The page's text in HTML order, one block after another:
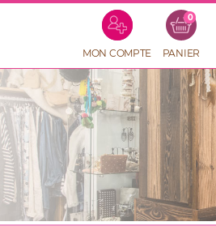
MON COMPTE PANIER
0
RECHERCHE
DE
PRODUITS